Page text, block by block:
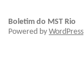
Boletim do MST Rio
Powered by WordPress